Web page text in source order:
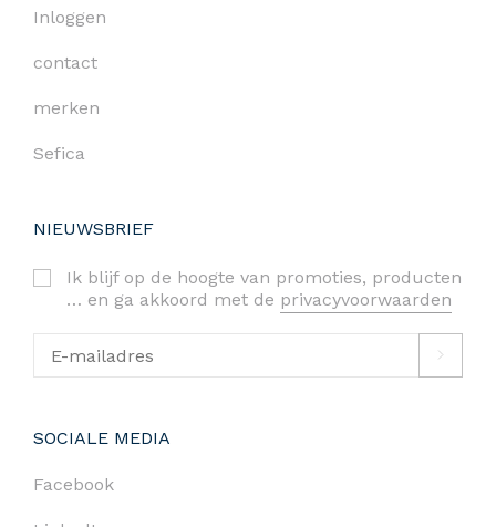
Inloggen
contact
merken
Sefica
NIEUWSBRIEF
Ik blijf op de hoogte van promoties, producten
… en ga akkoord met de privacyvoorwaarden
SOCIALE MEDIA
Facebook